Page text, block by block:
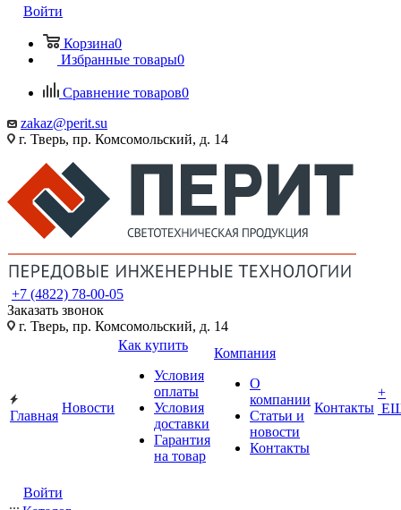
Войти
Корзина0
Избранные товары0
Сравнение товаров0
zakaz@perit.su
г. Тверь, пр. Комсомольский, д. 14
+7 (4822) 78-00-05
Заказать звонок
г. Тверь, пр. Комсомольский, д. 14
Главная
Новости
Как купить
Условия
оплаты
Условия
доставки
Гарантия
на товар
Компания
О
компании
Статьи и
новости
Контакты
Контакты
+
Войти